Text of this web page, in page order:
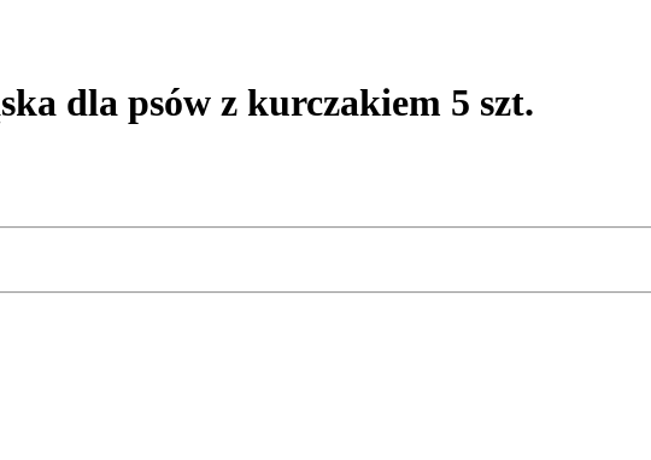
dla psów z kurczakiem 5 szt.